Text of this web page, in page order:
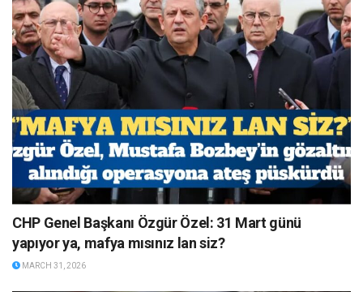
CHP Genel Başkanı Özgür Özel: 31 Mart günü
yapıyor ya, mafya mısınız lan siz?
MARCH 31, 2026